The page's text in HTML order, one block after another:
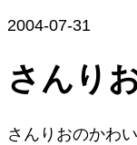
2004-07-31
さんり
さんりおのかわ